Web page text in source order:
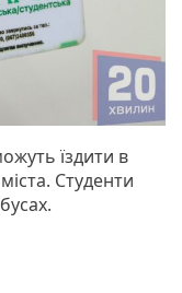
їздити в
Студенти